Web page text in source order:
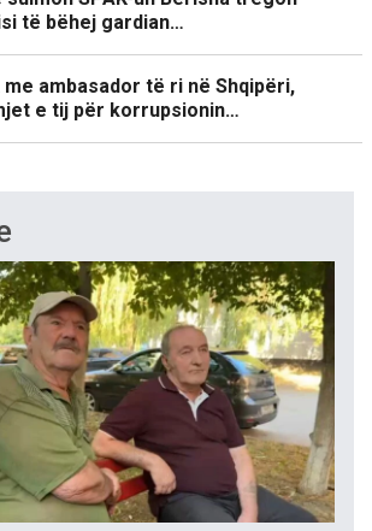
të bëhej gardian…
me ambasador të ri në Shqipëri,
e tij për korrupsionin…